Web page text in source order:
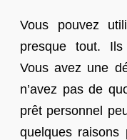
Vous pouvez
presque tout. Ils
Vous avez une
n’avez pas de
prêt personnel
quelques raisons